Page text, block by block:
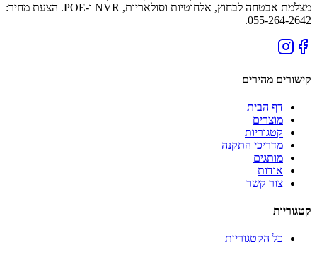
מצלמת אבטחה לבחוץ, אלחוטיות וסולאריות, NVR ו-POE. הצעת מחיר:
055-264-2642.
קישורים מהירים
דף הבית
מוצרים
קטגוריות
מדריכי התקנה
מותגים
אודות
צור קשר
קטגוריות
כל הקטגוריות